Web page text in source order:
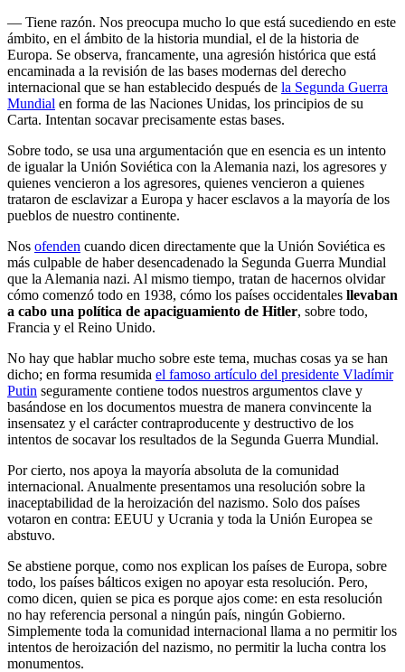
— Tiene razón. Nos preocupa mucho lo que está sucediendo en este
ámbito, en el ámbito de la historia mundial, el de la historia de
Europa. Se observa, francamente, una agresión histórica que está
encaminada a la revisión de las bases modernas del derecho
internacional que se han establecido después de la Segunda Guerra
Mundial en forma de las Naciones Unidas, los principios de su
Carta. Intentan socavar precisamente estas bases.
Sobre todo, se usa una argumentación que en esencia es un intento
de igualar la Unión Soviética con la Alemania nazi, los agresores y
quienes vencieron a los agresores, quienes vencieron a quienes
trataron de esclavizar a Europa y hacer esclavos a la mayoría de los
pueblos de nuestro continente.
Nos ofenden cuando dicen directamente que la Unión Soviética es
más culpable de haber desencadenado la Segunda Guerra Mundial
que la Alemania nazi. Al mismo tiempo, tratan de hacernos olvidar
cómo comenzó todo en 1938, cómo los países occidentales llevaban
a cabo una política de apaciguamiento de Hitler, sobre todo,
Francia y el Reino Unido.
No hay que hablar mucho sobre este tema, muchas cosas ya se han
dicho; en forma resumida el famoso artículo del presidente Vladímir
Putin seguramente contiene todos nuestros argumentos clave y
basándose en los documentos muestra de manera convincente la
insensatez y el carácter contraproducente y destructivo de los
intentos de socavar los resultados de la Segunda Guerra Mundial.
Por cierto, nos apoya la mayoría absoluta de la comunidad
internacional. Anualmente presentamos una resolución sobre la
inaceptabilidad de la heroización del nazismo. Solo dos países
votaron en contra: EEUU y Ucrania y toda la Unión Europea se
abstuvo.
Se abstiene porque, como nos explican los países de Europa, sobre
todo, los países bálticos exigen no apoyar esta resolución. Pero,
como dicen, quien se pica es porque ajos come: en esta resolución
no hay referencia personal a ningún país, ningún Gobierno.
Simplemente toda la comunidad internacional llama a no permitir los
intentos de heroización del nazismo, no permitir la lucha contra los
monumentos.